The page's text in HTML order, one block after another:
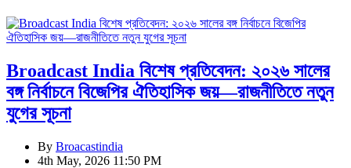
Broadcast India বিশেষ প্রতিবেদন: ২০২৬ সালের
বঙ্গ নির্বাচনে বিজেপির ঐতিহাসিক জয়—রাজনীতিতে নতুন
যুগের সূচনা
By Broacastindia
4th May, 2026 11:50 PM